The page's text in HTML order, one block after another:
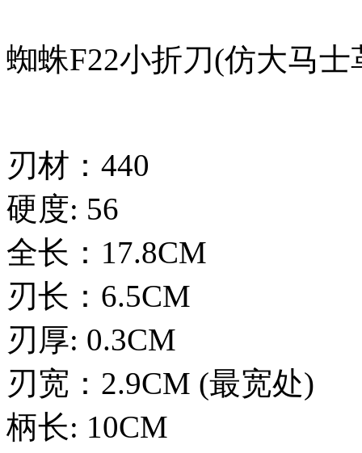
蜘蛛F22小折刀(仿大马士
刃材：440
硬度: 56
全长：17.8CM
刃长：6.5CM
刃厚: 0.3CM
刃宽：2.9CM (最宽处)
柄长: 10CM